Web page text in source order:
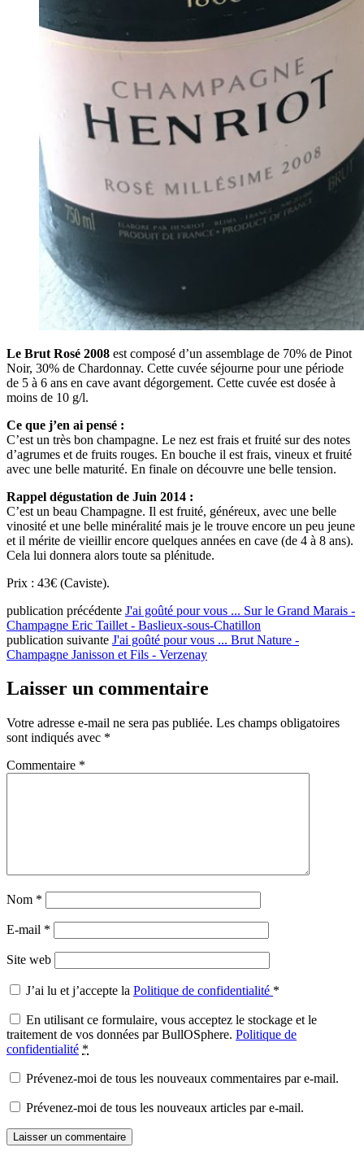
Le Brut Rosé 2008 est composé d’un assemblage de 70% de Pinot
Noir, 30% de Chardonnay. Cette cuvée séjourne pour une période
de 5 à 6 ans en cave avant dégorgement. Cette cuvée est dosée à
moins de 10 g/l.
Ce que j’en ai pensé :
C’est un très bon champagne. Le nez est frais et fruité sur des notes
d’agrumes et de fruits rouges. En bouche il est frais, vineux et fruité
avec une belle maturité. En finale on découvre une belle tension.
Rappel dégustation de Juin 2014 :
C’est un beau Champagne. Il est fruité, généreux, avec une belle
vinosité et une belle minéralité mais je le trouve encore un peu jeune
et il mérite de vieillir encore quelques années en cave (de 4 à 8 ans).
Cela lui donnera alors toute sa plénitude.
Prix : 43€ (Caviste).
publication précédente J'ai goûté pour vous ... Sur le Grand Marais -
Champagne Eric Taillet - Baslieux-sous-Chatillon
publication suivante J'ai goûté pour vous ... Brut Nature -
Champagne Janisson et Fils - Verzenay
Laisser un commentaire
Votre adresse e-mail ne sera pas publiée. Les champs obligatoires
sont indiqués avec *
Commentaire *
Nom *
E-mail *
Site web
J’ai lu et j’accepte la Politique de confidentialité *
En utilisant ce formulaire, vous acceptez le stockage et le
traitement de vos données par BullOSphere. Politique de
confidentialité *
Prévenez-moi de tous les nouveaux commentaires par e-mail.
Prévenez-moi de tous les nouveaux articles par e-mail.